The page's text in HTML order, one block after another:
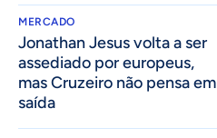
MERCADO
Jonathan Jesus volta a ser
assediado por europeus,
mas Cruzeiro não pensa em
saída